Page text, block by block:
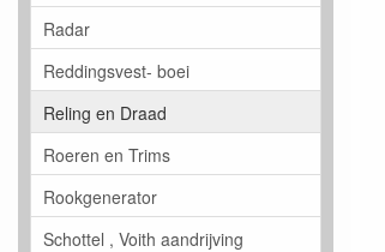
Radar
Reddingsvest- boei
Reling en Draad
Roeren en Trims
Rookgenerator
Schottel , Voith aandrijving